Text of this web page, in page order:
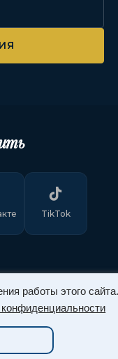
работы этого сайта.
TikTok